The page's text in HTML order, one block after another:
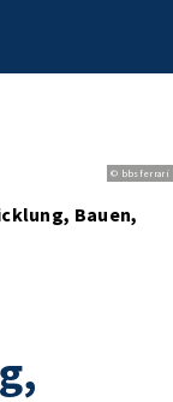
© bbsferrari
Bauen,